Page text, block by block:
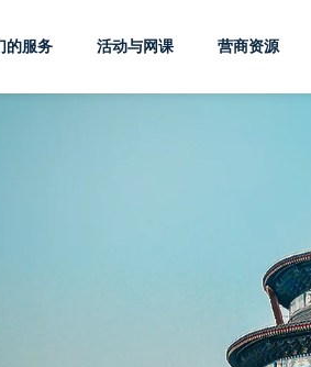
的服务 活动与网课 营商资源